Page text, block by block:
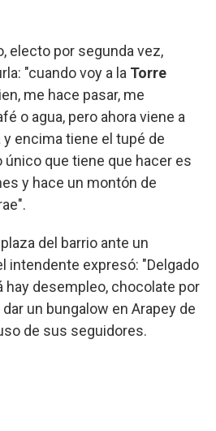
electo por segunda vez,
"cuando voy a la Torre
me hace pasar, me
o agua, pero ahora viene a
y encima tiene el tupé de
único que tiene que hacer es
y hace un montón de
del barrio ante un
intendente expresó: "Delgado
hay desempleo, chocolate por
un bungalow en Arapey de
de sus seguidores.